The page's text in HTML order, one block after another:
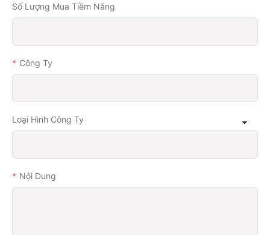
Số Lượng Mua Tiềm Năng
Công Ty
Loại Hình Công Ty
Nội Dung